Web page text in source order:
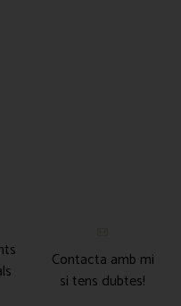
Contacta amb mi
si tens dubtes!